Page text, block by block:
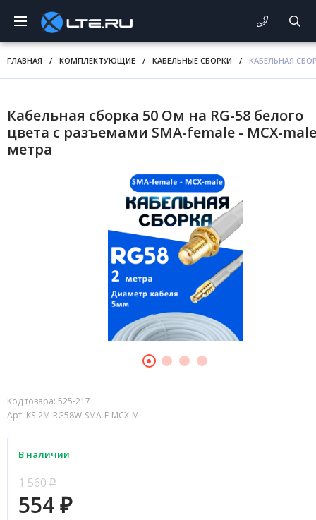
ГЛАВНАЯ / КОМПЛЕКТУЮЩИЕ / КАБЕЛЬНЫЕ СБОРКИ / КАБЕЛЬНАЯ
Кабельная сборка 50 Ом на RG-58 белого
цвета с разъемами SMA-female - MCX-
метра
Код товара: 525-217
Арт. KS-2M-RG58W-SMA-F-MCX-M
В наличии
1 560₽
554 ₽